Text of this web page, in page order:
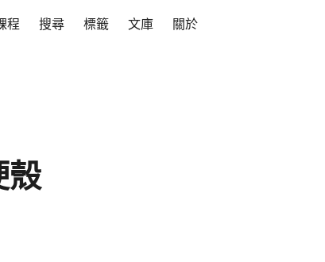
程 搜尋 標籤 文庫 關於
殼